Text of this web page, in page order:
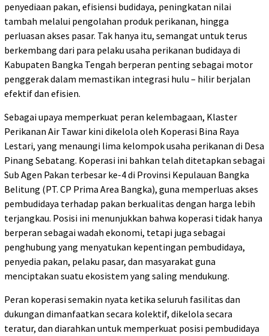
penyediaan pakan, efisiensi budidaya, peningkatan nilai
tambah melalui pengolahan produk perikanan, hingga
perluasan akses pasar. Tak hanya itu, semangat untuk terus
berkembang dari para pelaku usaha perikanan budidaya di
Kabupaten Bangka Tengah berperan penting sebagai motor
penggerak dalam memastikan integrasi hulu – hilir berjalan
efektif dan efisien.
Sebagai upaya memperkuat peran kelembagaan, Klaster
Perikanan Air Tawar kini dikelola oleh Koperasi Bina Raya
Lestari, yang menaungi lima kelompok usaha perikanan di Desa
Pinang Sebatang. Koperasi ini bahkan telah ditetapkan sebagai
Sub Agen Pakan terbesar ke-4 di Provinsi Kepulauan Bangka
Belitung (PT. CP Prima Area Bangka), guna memperluas akses
pembudidaya terhadap pakan berkualitas dengan harga lebih
terjangkau. Posisi ini menunjukkan bahwa koperasi tidak hanya
berperan sebagai wadah ekonomi, tetapi juga sebagai
penghubung yang menyatukan kepentingan pembudidaya,
penyedia pakan, pelaku pasar, dan masyarakat guna
menciptakan suatu ekosistem yang saling mendukung.
Peran koperasi semakin nyata ketika seluruh fasilitas dan
dukungan dimanfaatkan secara kolektif, dikelola secara
teratur, dan diarahkan untuk memperkuat posisi pembudidaya